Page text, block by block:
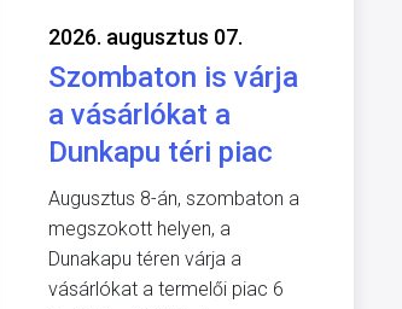
2026. augusztus 07.
Szombaton is várja
a vásárlókat a
Dunkapu téri piac
Augusztus 8-án, szombaton a
megszokott helyen, a
Dunakapu téren várja a
vásárlókat a termelői piac 6